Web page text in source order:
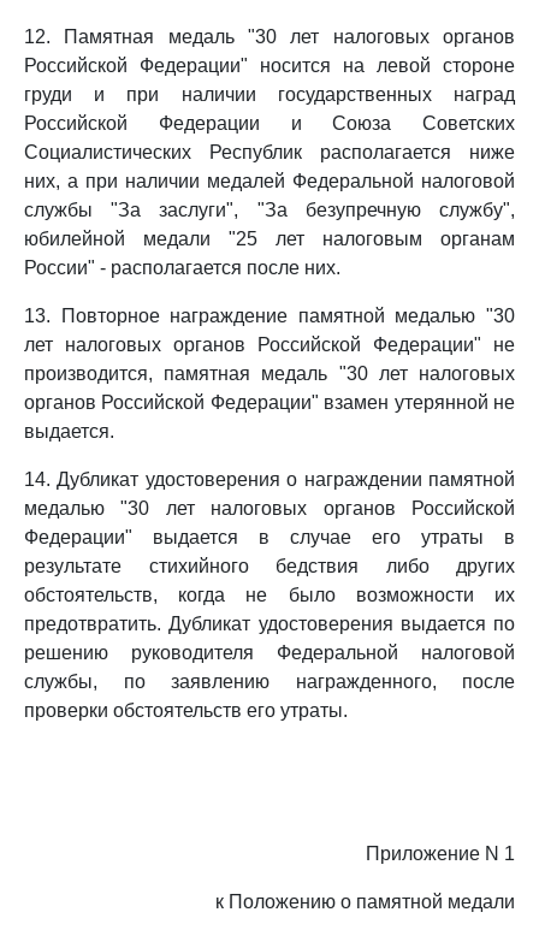
12. Памятная медаль "30 лет налоговых органов
Российской Федерации" носится на левой стороне
груди и при наличии государственных наград
Российской Федерации и Союза Советских
Социалистических Республик располагается ниже
них, а при наличии медалей Федеральной налоговой
службы "За заслуги", "За безупречную службу",
юбилейной медали "25 лет налоговым органам
России" - располагается после них.
13. Повторное награждение памятной медалью "30
лет налоговых органов Российской Федерации" не
производится, памятная медаль "30 лет налоговых
органов Российской Федерации" взамен утерянной не
выдается.
14. Дубликат удостоверения о награждении памятной
медалью "30 лет налоговых органов Российской
Федерации" выдается в случае его утраты в
результате стихийного бедствия либо других
обстоятельств, когда не было возможности их
предотвратить. Дубликат удостоверения выдается по
решению руководителя Федеральной налоговой
службы, по заявлению награжденного, после
проверки обстоятельств его утраты.
Приложение N 1
к Положению о памятной медали